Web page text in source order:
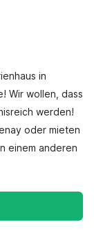
in
Wir wollen, dass
werden!
oder mieten
einem anderen